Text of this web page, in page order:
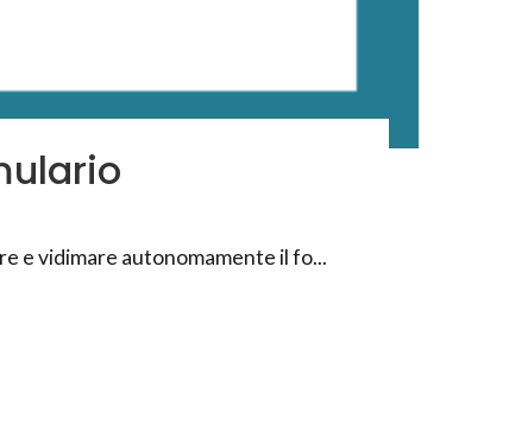
e vidimare autonomamente il fo...